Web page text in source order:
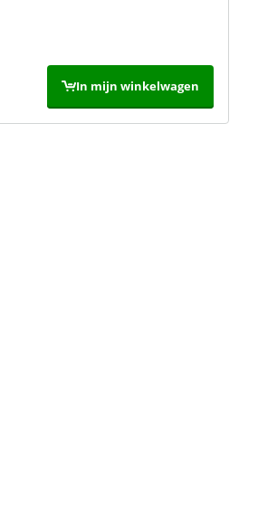
In mijn winkelwagen